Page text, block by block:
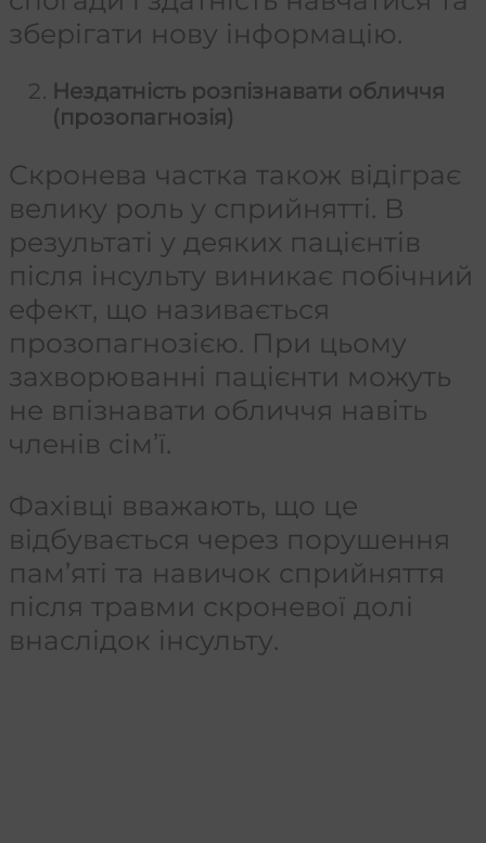
зберігати нову інформацію.
Нездатність розпізнавати обличчя
(прозопагнозія)
Скронева частка також відіграє
велику роль у сприйнятті. В
результаті у деяких пацієнтів
після інсульту виникає побічний
ефект, що називається
прозопагнозією. При цьому
захворюванні пацієнти можуть
не впізнавати обличчя навіть
членів сім’ї.
Фахівці вважають, що це
відбувається через порушення
пам’яті та навичок сприйняття
після травми скроневої долі
внаслідок інсульту.